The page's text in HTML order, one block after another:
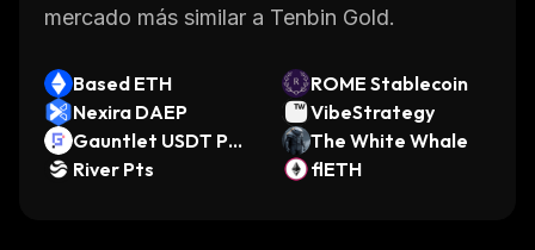
mercado más similar a Tenbin Gold.
Based ETH
ROME Stablecoin
Nexira DAEP
VibeStrategy
Gauntlet USDT PRI
ME V2
The White Whale
River Pts
flETH